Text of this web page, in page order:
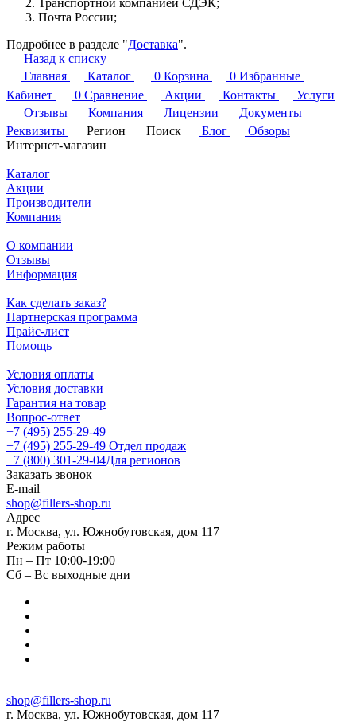
Транспортной компанией СДЭК;
Почта России;
Подробнее в разделе "Доставка".
Назад к списку
Главная
Каталог 0 Корзина 0 Избранные
Кабинет
0 Сравнение Акции Контакты
Услуги
Отзывы
Компания Лицензии
Документы
Реквизиты
Регион Поиск Блог
Обзоры
Интернет-магазин
Каталог
Акции
Производители
Компания
О компании
Отзывы
Информация
Как сделать заказ?
Партнерская программа
Прайс-лист
Помощь
Условия оплаты
Условия доставки
Гарантия на товар
Вопрос-ответ
+7 (495) 255-29-49
+7 (495) 255-29-49 Отдел продаж
+7 (800) 301-29-04Для регионов
Заказать звонок
E-mail
shop@fillers-shop.ru
Адрес
г. Москва, ул. Южнобутовская, дом 117
Режим работы
Пн – Пт 10:00-19:00
Сб – Вс выходные дни
shop@fillers-shop.ru
г. Москва, ул. Южнобутовская, дом 117